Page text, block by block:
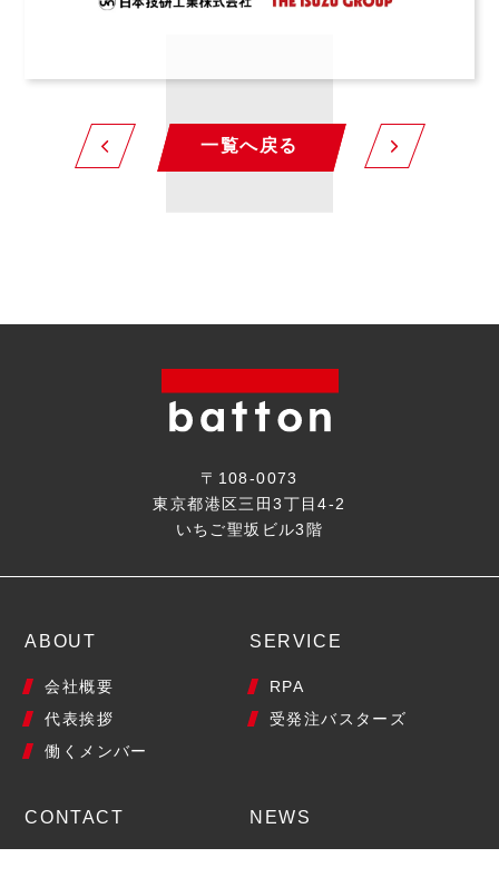
一覧へ戻る
〒108-0073
東京都港区三田3丁目4-2
いちご聖坂ビル3階
ABOUT
会社概要
代表挨拶
働くメンバー
SERVICE
RPA
受発注バスターズ
CONTACT NEWS